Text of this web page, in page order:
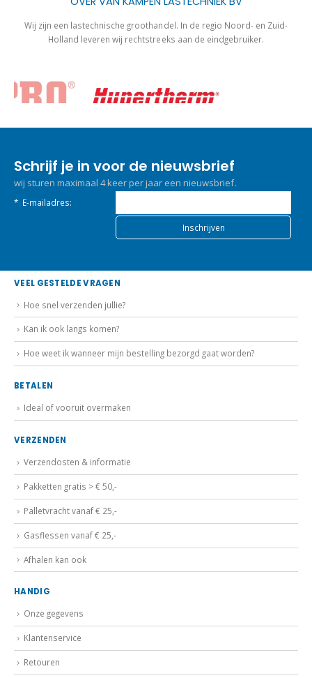
Wij zijn een lastechnische groothandel. In de regio Noord- en Zuid-
Holland leveren wij rechtstreeks aan de eindgebruiker.
Schrijf je in voor de nieuwsbrief
wij sturen maximaal 4 keer per jaar een nieuwsbrief.
* E-mailadres:
VEEL GESTELDE VRAGEN
Hoe snel verzenden jullie?
Kan ik ook langs komen?
Hoe weet ik wanneer mijn bestelling bezorgd gaat worden?
BETALEN
Ideal of vooruit overmaken
VERZENDEN
Verzendosten & informatie
Pakketten gratis > € 50,-
Palletvracht vanaf € 25,-
Gasflessen vanaf € 25,-
Afhalen kan ook
HANDIG
Onze gegevens
Klantenservice
Retouren